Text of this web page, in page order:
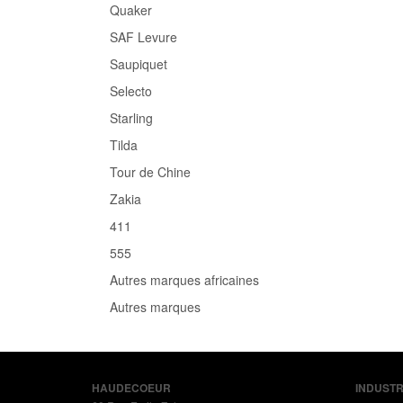
Quaker
SAF Levure
Saupiquet
Selecto
Starling
Tilda
Tour de Chine
Zakia
411
555
Autres marques africaines
Autres marques
HAUDECOEUR